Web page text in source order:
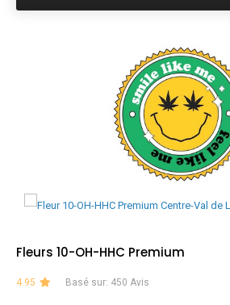
Fleurs 10-OH-HHC Premium
4.95 Basé sur: 450 Avis